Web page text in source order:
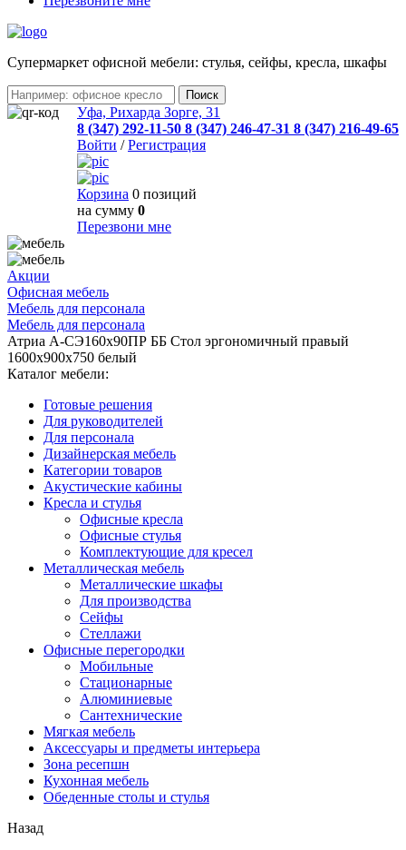
Cупермаркет офисной мебели: стулья, сейфы, кресла, шкафы
Уфа, Рихарда Зорге, 31
8 (347) 292-11-50 8 (347) 246-47-31 8 (347) 216-49-65
Войти /Регистрация
Корзина 0 позиций
на сумму 0
Перезвони мне
Акции
Офисная мебель
Мебель для персонала
Мебель для персонала
Атриа А-СЭ160х90ПР ББ Стол эргономичный правый
1600х900х750 белый
Каталог мебели:
Готовые решения
Для руководителей
Для персонала
Дизайнерская мебель
Категории товаров
Акустические кабины
Кресла и стулья
Офисные кресла
Офисные стулья
Комплектующие для кресел
Металлическая мебель
Металлические шкафы
Для производства
Сейфы
Стеллажи
Офисные перегородки
Мобильные
Стационарные
Алюминиевые
Сантехнические
Мягкая мебель
Аксессуары и предметы интерьера
Зона ресепшн
Кухонная мебель
Обеденные столы и стулья
Назад